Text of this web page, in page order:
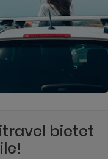
bietet